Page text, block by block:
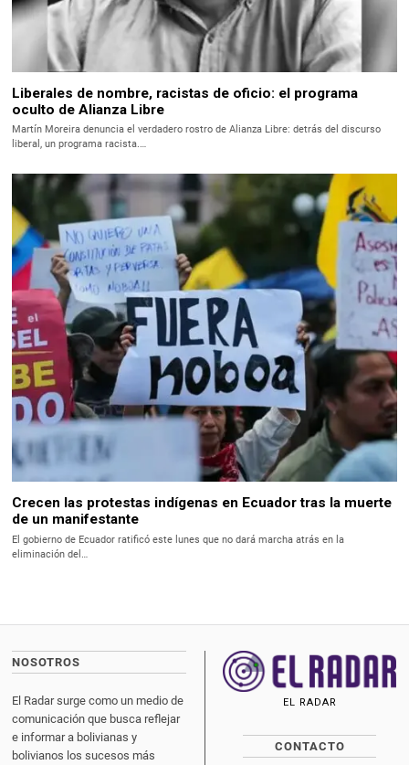
Liberales de nombre, racistas de oficio: el programa
oculto de Alianza Libre
Martín Moreira denuncia el verdadero rostro de Alianza Libre: detrás del discurso
liberal, un programa racista.…
Crecen las protestas indígenas en Ecuador tras la muerte
de un manifestante
El gobierno de Ecuador ratificó este lunes que no dará marcha atrás en la
eliminación del…
NOSOTROS
El Radar surge como un medio de
comunicación que busca reflejar
e informar a bolivianas y
bolivianos los sucesos más
EL RADAR
CONTACTO